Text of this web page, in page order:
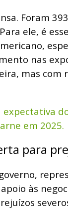
Foram
ele, é
nas
mas com
expectativa
em 2025.
para
às